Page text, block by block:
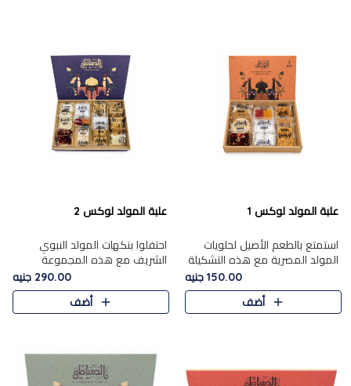
علبة المولد لوكس 1
استمتع بالطعم الأصيل لحلويات
المولد المصرية مع هذه التشكيلة
المختارة بعناية من 9 قطع. تتضمن
التشكيلة جوزرية مع فول،ملبان
150.00 جنيه
أضف
علبة المولد لوكس 2
احتفلوا بنكهات المولد النبوي
الشريف مع هذه المجموعة
الفاخرة المكونة من 19 قطعة،
والتي تم اختيارها بعناية فائقة لتُبرز
تشكيلة واسعة من الحلويات
290.00 جنيه
أضف